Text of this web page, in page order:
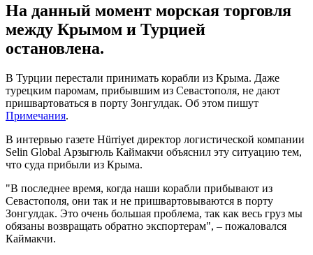
На данный момент морская торговля
между Крымом и Турцией
остановлена.
В Турции перестали принимать корабли из Крыма. Даже
турецким паромам, прибывшим из Севастополя, не дают
пришвартоваться в порту Зонгулдак. Об этом пишут
Примечания.
В интервью газете Hürriyet директор логистической компании
Selin Global Арзыгюль Каймакчи объяснил эту ситуацию тем,
что суда прибыли из Крыма.
"В последнее время, когда наши корабли прибывают из
Севастополя, они так и не пришвартовываются в порту
Зонгулдак. Это очень большая проблема, так как весь груз мы
обязаны возвращать обратно экспортерам", – пожаловался
Каймакчи.